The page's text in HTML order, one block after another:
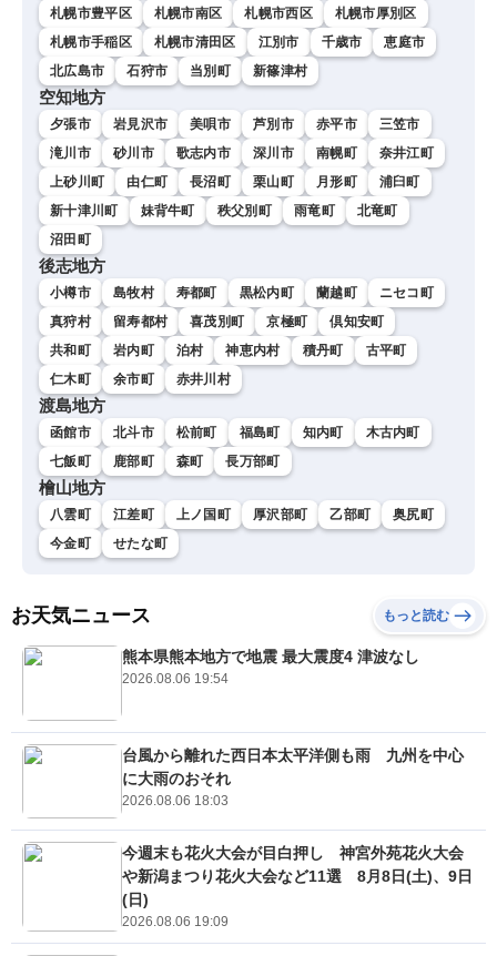
札幌市豊平区 札幌市南区 札幌市西区
札幌市厚別区
札幌市手稲区
札幌市清田区 江別市 千歳市
恵庭市
北広島市
石狩市 当別町 新篠津村
空知地方
夕張市 岩見沢市 美唄市 芦別市 赤平市
三笠市
滝川市
砂川市 歌志内市 深川市 南幌町
奈井江町
上砂川町
由仁町 長沼町 栗山町 月形町
浦臼町
新十津川町
妹背牛町 秩父別町 雨竜町
北竜町
沼田町
後志地方
小樽市 島牧村 寿都町 黒松内町 蘭越町
ニセコ町
真狩村
留寿都村 喜茂別町 京極町
倶知安町
共和町
岩内町 泊村 神恵内村 積丹町
古平町
仁木町
余市町 赤井川村
渡島地方
函館市 北斗市 松前町 福島町 知内町
木古内町
七飯町
鹿部町 森町 長万部町
檜山地方
八雲町 江差町 上ノ国町 厚沢部町 乙部町
奥尻町
今金町
せたな町
お天気ニュース もっと読む
熊本県熊本地方で地震 最大震度4 津波なし
2026.08.06 19:54
台風から離れた西日本太平洋側も雨 九州を中心
に大雨のおそれ
2026.08.06 18:03
今週末も花火大会が目白押し 神宮外苑花火大会
や新潟まつり花火大会など11選 8月8日(土)、9日
(日)
2026.08.06 19:09